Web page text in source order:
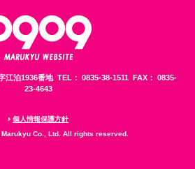
江泊1936番地 TEL： 0835-38-1511 FAX： 0835-
23-4643
個人情報保護方針
Marukyu Co., Ltd. All rights reserved.